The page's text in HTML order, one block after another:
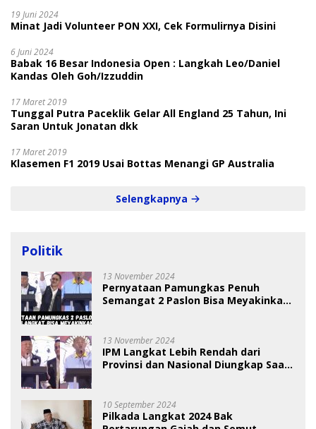
19 Juni 2024
Minat Jadi Volunteer PON XXI, Cek Formulirnya Disini
6 Juni 2024
Babak 16 Besar Indonesia Open : Langkah Leo/Daniel
Kandas Oleh Goh/Izzuddin
17 Maret 2019
Tunggal Putra Paceklik Gelar All England 25 Tahun, Ini
Saran Untuk Jonatan dkk
17 Maret 2019
Klasemen F1 2019 Usai Bottas Menangi GP Australia
Selengkapnya
Politik
13 November 2024
Pernyataan Pamungkas Penuh
Semangat 2 Paslon Bisa Meyakinkan
13 November 2024
IPM Langkat Lebih Rendah dari
Provinsi dan Nasional Diungkap Saat
10 September 2024
Pilkada Langkat 2024 Bak